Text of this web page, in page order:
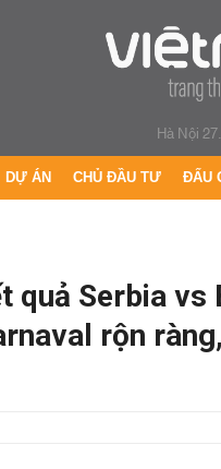
Hà Nội
DỰ ÁN CHỦ ĐẦU TƯ ĐẤU
quả Serbia vs
rộn